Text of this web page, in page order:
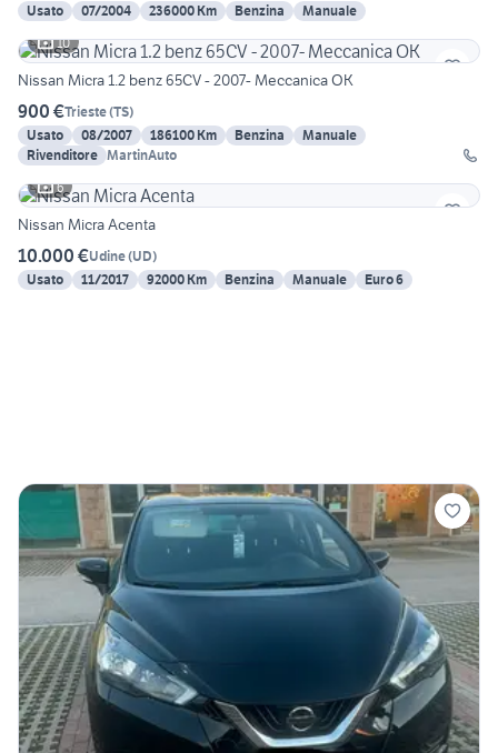
Usato
07/2004 236000 Km Benzina
Manuale
10
Nissan Micra 1.2 benz 65CV - 2007- Meccanica OK
900 €Trieste(TS)
Usato
08/2007 186100 Km Benzina
Manuale
Rivenditore MartinAuto
6
Nissan Micra Acenta
10.000 €Udine(UD)
Usato
11/2017 92000 Km Benzina Manuale Euro 6